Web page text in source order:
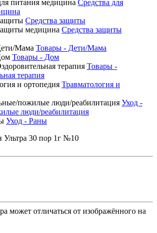
Средства для
Средства защиты
Средства защиты
Товары - Дети/Мама
Товары - Дом
Товары -
терапия
Травматология и
Уход -
люди/реабилитация
Уход - Раны
может отличаться от изображённого на